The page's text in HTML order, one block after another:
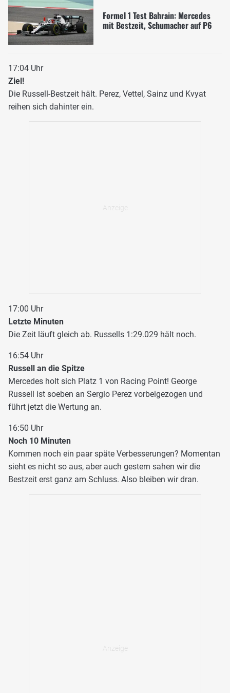
Formel 1 Test Bahrain: Mercedes
mit Bestzeit, Schumacher auf P6
17:04 Uhr
Ziel!
Die Russell-Bestzeit hält. Perez, Vettel, Sainz und Kvyat
reihen sich dahinter ein.
17:00 Uhr
Letzte Minuten
Die Zeit läuft gleich ab. Russells 1:29.029 hält noch.
16:54 Uhr
Russell an die Spitze
Mercedes holt sich Platz 1 von Racing Point! George
Russell ist soeben an Sergio Perez vorbeigezogen und
führt jetzt die Wertung an.
16:50 Uhr
Noch 10 Minuten
Kommen noch ein paar späte Verbesserungen? Momentan
sieht es nicht so aus, aber auch gestern sahen wir die
Bestzeit erst ganz am Schluss. Also bleiben wir dran.